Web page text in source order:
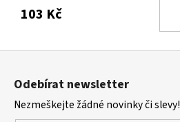
103 Kč
Z
Odebírat newsletter
Nezmeškejte žádné novinky či slevy!